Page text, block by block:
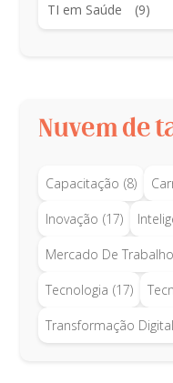
TI em Saúde (9)
Nuvem de
Capacitação (8)
Inovação (17)
Mercado De Trabalho
Tecnologia (17)
Transformação Digital